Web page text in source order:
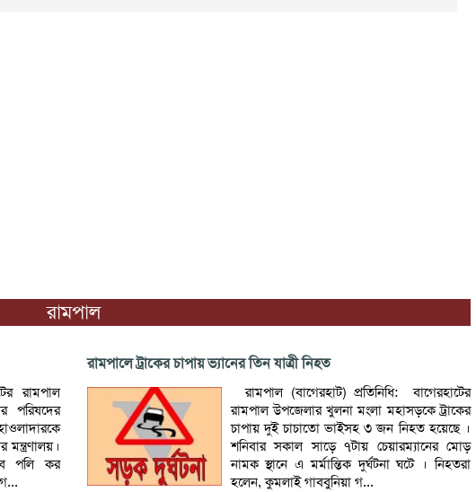
রামপাল
রামপাল
পরিষদের
পলি কর
রামপালে ট্রাকের চাপায় ভ্যানের তিন যাত্রী নিহত
রামপাল (বাগেরহাট) প্রতিনিধি: বাগেরহাটের
রামপাল উপজেলার খুলনা মংলা মহাসড়কে ট্রাকের
চাপায় দুই চাচাতো ভাইসহ ৩ জন নিহত হয়েছে ।
শনিবার সকাল সাড়ে ৭টায় চেয়ারম্যানের মোড়
নামক স্থানে এ মর্মান্তিক দুর্ঘটনা ঘটে । নিহতরা
হলেন, কুমলাই গাববুনিয়া গ...